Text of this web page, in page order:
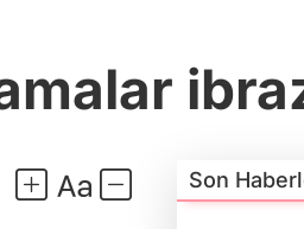
Son